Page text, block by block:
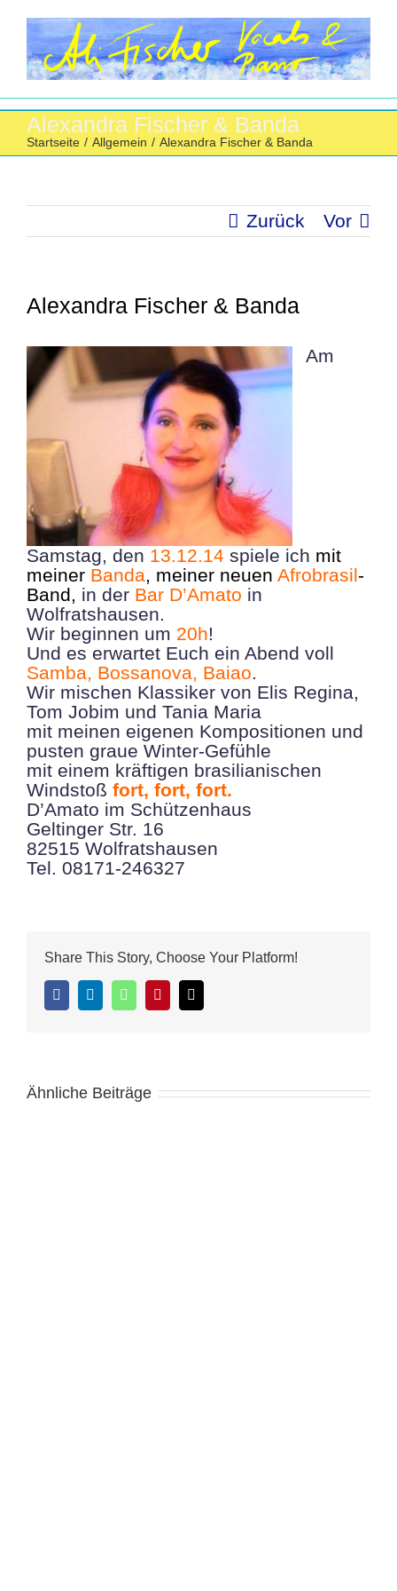
Inhalt
springen
Alexandra Fischer & Banda
Startseite / Allgemein / Alexandra Fischer & Banda
Zurück Vor
Alexandra Fischer & Banda
Am
Samstag, den 13.12.14 spiele ich mit
meiner Banda, meiner neuen Afrobrasil-
Band, in der Bar D’Amato in
Wolfratshausen.
Wir beginnen um 20h!
Und es erwartet Euch ein Abend voll
Samba, Bossanova, Baiao.
Wir mischen Klassiker von Elis Regina,
Tom Jobim und Tania Maria
mit meinen eigenen Kompositionen und
pusten graue Winter-Gefühle
mit einem kräftigen brasilianischen
Windstoß fort, fort, fort.
D’Amato im Schützenhaus
Geltinger Str. 16
82515 Wolfratshausen
Tel. 08171-246327
Share This Story, Choose Your Platform!
FacebookLinkedInWhatsAppPinterest
Mail
Ähnliche Beiträge